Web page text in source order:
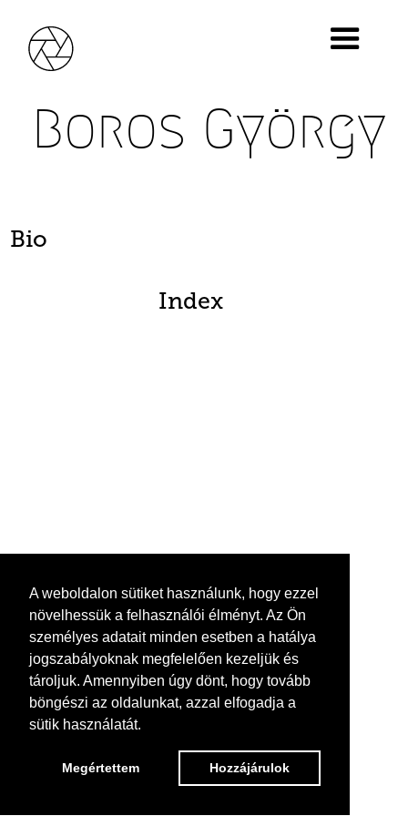
A weboldalon sütiket használunk, hogy ezzel
növelhessük a felhasználói élményt. Az Ön
személyes adatait minden esetben a hatálya
jogszabályoknak megfelelően kezeljük és
tároljuk. Amennyiben úgy dönt, hogy tovább
böngészi az oldalunkat, azzal elfogadja a
sütik használatát.
Megértettem Hozzájárulok
Boros György
Bio
Index